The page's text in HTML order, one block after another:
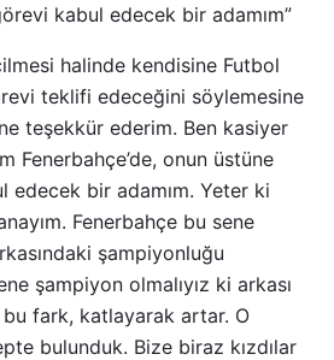
kabul edecek bir adamım”
halinde kendisine Futbol
teklifi edeceğini söylemesine
teşekkür ederim. Ben kasiyer
Fenerbahçe’de, onun üstüne
edecek bir adamım. Yeter ki
Fenerbahçe bu sene
şampiyonluğu
şampiyon olmalıyız ki arkası
fark, katlayarak artar. O
bulunduk. Bize biraz kızdılar